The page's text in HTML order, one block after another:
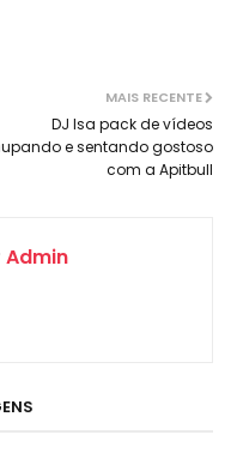
MAIS RECENTE
DJ Isa pack de vídeos
e sentando gostoso
com a Apitbull
Admin